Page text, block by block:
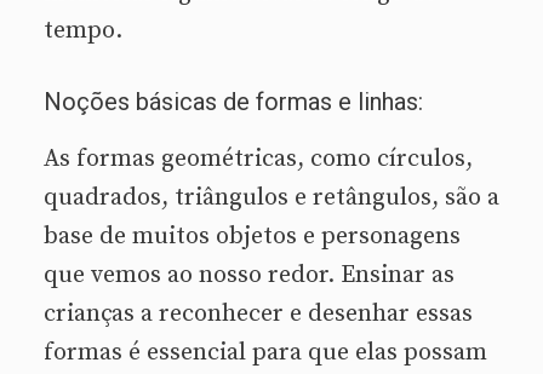
tempo.
Noções básicas de formas e linhas:
As formas geométricas, como círculos,
quadrados, triângulos e retângulos, são a
base de muitos objetos e personagens
que vemos ao nosso redor. Ensinar as
crianças a reconhecer e desenhar essas
formas é essencial para que elas possam